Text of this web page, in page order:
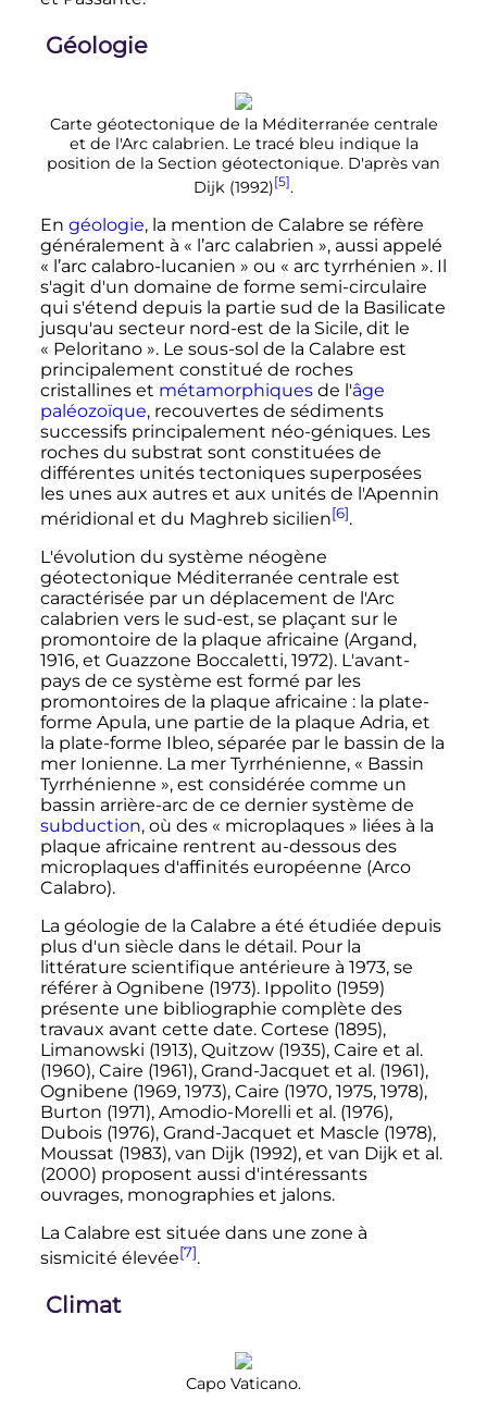
Géologie
Carte géotectonique de la Méditerranée centrale
et de l'Arc calabrien. Le tracé bleu indique la
position de la Section géotectonique. D'après van
Dijk (1992)[5].
En géologie, la mention de Calabre se réfère
généralement à « l’arc calabrien », aussi appelé
« l’arc calabro-lucanien » ou « arc tyrrhénien ». Il
s'agit d'un domaine de forme semi-circulaire
qui s'étend depuis la partie sud de la Basilicate
jusqu'au secteur nord-est de la Sicile, dit le
« Peloritano ». Le sous-sol de la Calabre est
principalement constitué de roches
cristallines et métamorphiquesde l'âge
paléozoïque, recouvertes de sédiments
successifs principalement néo-géniques. Les
roches du substrat sont constituées de
différentes unités tectoniques superposées
les unes aux autres et aux unités de l'Apennin
méridional et du Maghreb sicilien[6].
L'évolution du système néogène
géotectonique Méditerranée centrale est
caractérisée par un déplacement de l'Arc
calabrien vers le sud-est, se plaçant sur le
promontoire de la plaque africaine (Argand,
1916, et Guazzone Boccaletti, 1972). L'avant-
pays de ce système est formé par les
promontoires de la plaque africaine : la plate-
forme Apula, une partie de la plaque Adria, et
la plate-forme Ibleo, séparée par le bassin de la
mer Ionienne. La mer Tyrrhénienne, « Bassin
Tyrrhénienne », est considérée comme un
bassin arrière-arc de ce dernier système de
subduction, où des « microplaques » liées à la
plaque africaine rentrent au-dessous des
microplaques d'affinités européenne (Arco
Calabro).
La géologie de la Calabre a été étudiée depuis
plus d'un siècle dans le détail. Pour la
littérature scientifique antérieure à 1973, se
référer à Ognibene (1973). Ippolito (1959)
présente une bibliographie complète des
travaux avant cette date. Cortese (1895),
Limanowski (1913), Quitzow (1935), Caire et al.
(1960), Caire (1961), Grand-Jacquet et al. (1961),
Ognibene (1969, 1973), Caire (1970, 1975, 1978),
Burton (1971), Amodio-Morelli et al. (1976),
Dubois (1976), Grand-Jacquet et Mascle (1978),
Moussat (1983), van Dijk (1992), et van Dijk et al.
(2000) proposent aussi d'intéressants
ouvrages, monographies et jalons.
La Calabre est située dans une zone à
sismicité élevée[7].
Climat
Capo Vaticano.